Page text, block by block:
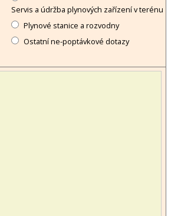
Servis a údržba plynových zařízení v terénu
Plynové stanice a rozvodny
Ostatní ne-poptávkové dotazy